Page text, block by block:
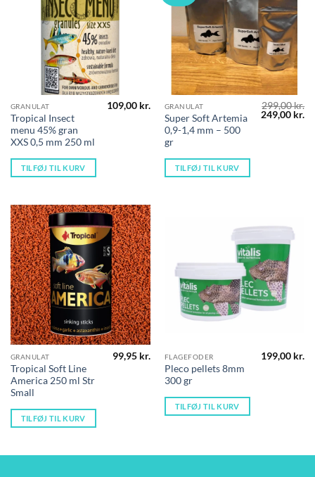
GRANULAT
Tropical Insect
menu 45% gran
XXS 0,5 mm 250 ml
109,00 kr.
TILFØJ TIL KURV
GRANULAT
Super Soft Artemia
0,9-1,4 mm – 500
gr
299,00kr.
Den
oprindelige
249,00 kr.
TILFØJ TIL KURV
GRANULAT
Tropical Soft Line
America 250 ml Str
Small
99,95 kr.
TILFØJ TIL KURV
FLAGEFODER
Pleco pellets 8mm
300 gr
199,00 kr.
TILFØJ TIL KURV